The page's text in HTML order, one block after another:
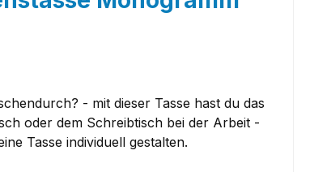
- mit dieser Tasse hast du das
oder dem Schreibtisch bei der Arbeit -
Tasse individuell gestalten.